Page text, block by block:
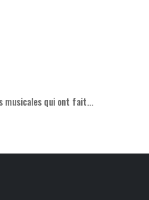
musicales qui ont fait…